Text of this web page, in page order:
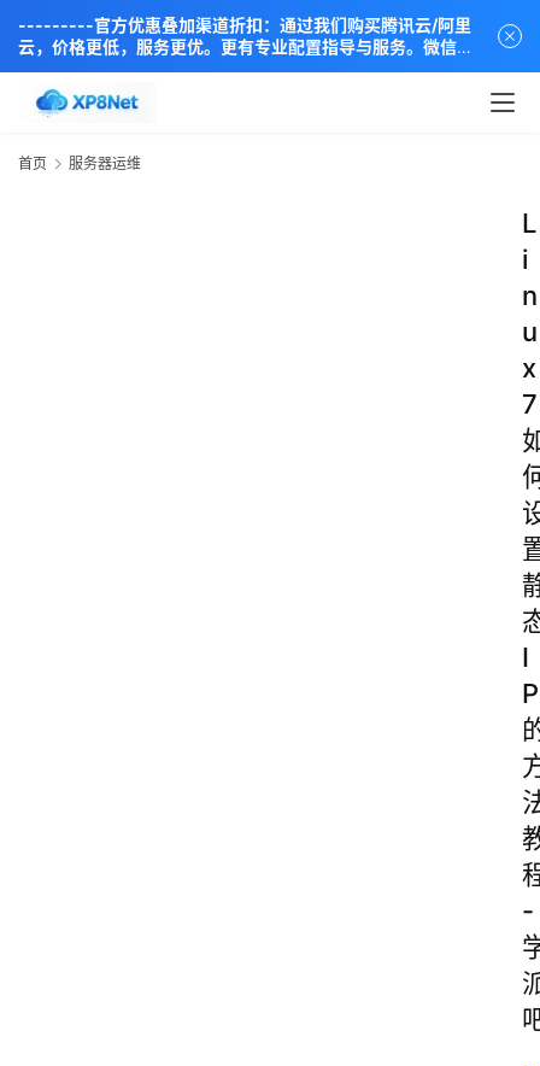
---------官方优惠叠加渠道折扣：通过我们购买腾讯云/阿里
云，价格更低，服务更优。更有专业配置指导与服务。微信同
步：18838889666----
首页 服务器运维
L
i
n
u
x
7
I
P
-